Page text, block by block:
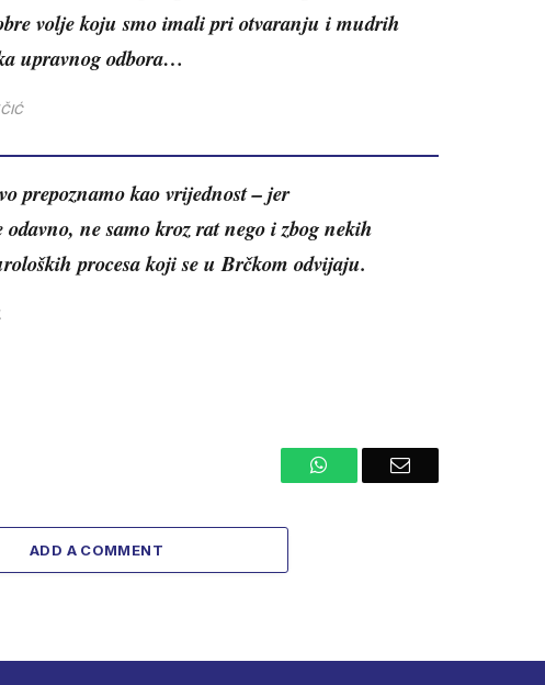
volje koju smo imali pri otvaranju i mudrih
upravnog odbora…
prepoznamo kao vrijednost – jer
ne samo kroz rat nego i zbog nekih
procesa koji se u Brčkom odvijaju.
WhatsAppEmail
ADD A COMMENT